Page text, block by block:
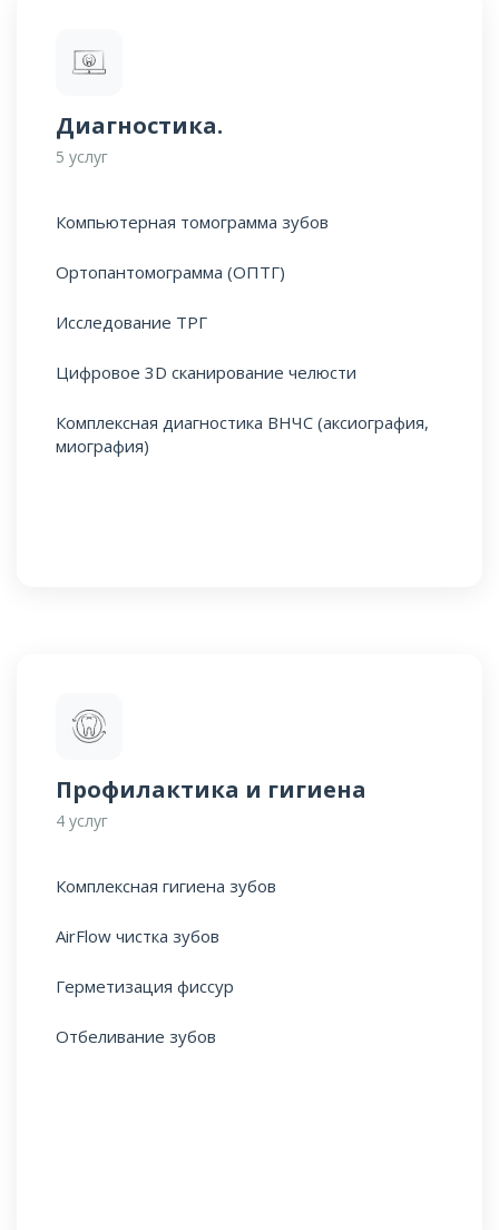
Диагностика.
5 услуг
Компьютерная томограмма зубов
Ортопантомограмма (ОПТГ)
Исследование ТРГ
Цифровое 3D сканирование челюсти
Комплексная диагностика ВНЧС (аксиография,
миография)
Профилактика и гигиена
4 услуг
Комплексная гигиена зубов
AirFlow чистка зубов
Герметизация фиссур
Отбеливание зубов